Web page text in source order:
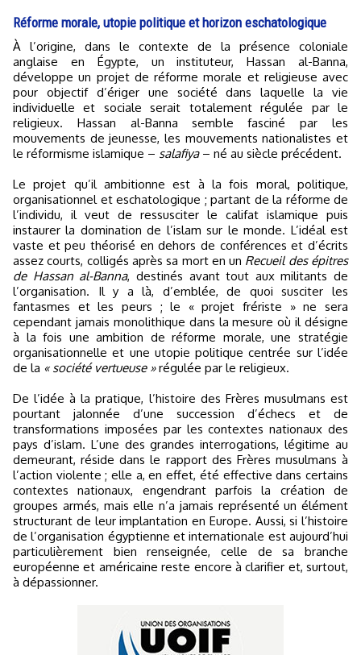
Réforme morale, utopie politique et horizon eschatologique
À l’origine, dans le contexte de la présence coloniale
anglaise en Égypte, un instituteur, Hassan al-Banna,
développe un projet de réforme morale et religieuse avec
pour objectif d’ériger une société dans laquelle la vie
individuelle et sociale serait totalement régulée par le
religieux. Hassan al-Banna semble fasciné par les
mouvements de jeunesse, les mouvements nationalistes et
le réformisme islamique – salafiya– né au siècle précédent.
Le projet qu’il ambitionne est à la fois moral, politique,
organisationnel et eschatologique ; partant de la réforme de
l’individu, il veut de ressusciter le califat islamique puis
instaurer la domination de l’islam sur le monde. L’idéal est
vaste et peu théorisé en dehors de conférences et d’écrits
assez courts, colligés après sa mort en un Recueil des épitres
de Hassan al-Banna, destinés avant tout aux militants de
l’organisation. Il y a là, d’emblée, de quoi susciter les
fantasmes et les peurs ; le « projet frériste » ne sera
cependant jamais monolithique dans la mesure où il désigne
à la fois une ambition de réforme morale, une stratégie
organisationnelle et une utopie politique centrée sur l’idée
de la « société vertueuse »régulée par le religieux.
De l’idée à la pratique, l’histoire des Frères musulmans est
pourtant jalonnée d’une succession d’échecs et de
transformations imposées par les contextes nationaux des
pays d’islam. L’une des grandes interrogations, légitime au
demeurant, réside dans le rapport des Frères musulmans à
l’action violente ; elle a, en effet, été effective dans certains
contextes nationaux, engendrant parfois la création de
groupes armés, mais elle n’a jamais représenté un élément
structurant de leur implantation en Europe. Aussi, si l’histoire
de l’organisation égyptienne et internationale est aujourd’hui
particulièrement bien renseignée, celle de sa branche
européenne et américaine reste encore à clarifier et, surtout,
à dépassionner.